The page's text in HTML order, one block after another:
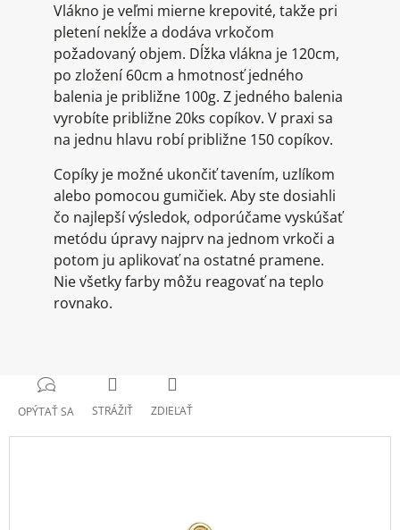
Vlákno je veľmi mierne krepovité, takže pri
pletení nekĺže a dodáva vrkočom
požadovaný objem. Dĺžka vlákna je 120cm,
po zložení 60cm a hmotnosť jedného
balenia je približne 100g. Z jedného balenia
vyrobíte približne 20ks copíkov. V praxi sa
na jednu hlavu robí približne 150 copíkov.
Copíky je možné ukončiť tavením, uzlíkom
alebo pomocou gumičiek. Aby ste dosiahli
čo najlepší výsledok, odporúčame vyskúšať
metódu úpravy najprv na jednom vrkoči a
potom ju aplikovať na ostatné pramene.
Nie všetky farby môžu reagovať na teplo
rovnako.
OPÝTAŤ SA STRÁŽIŤ ZDIEĽAŤ